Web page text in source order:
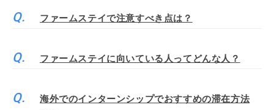
ファームステイで注意すべき点は？
ファームステイに向いている人ってどんな人？
海外でのインターンシップでおすすめの滞在方法